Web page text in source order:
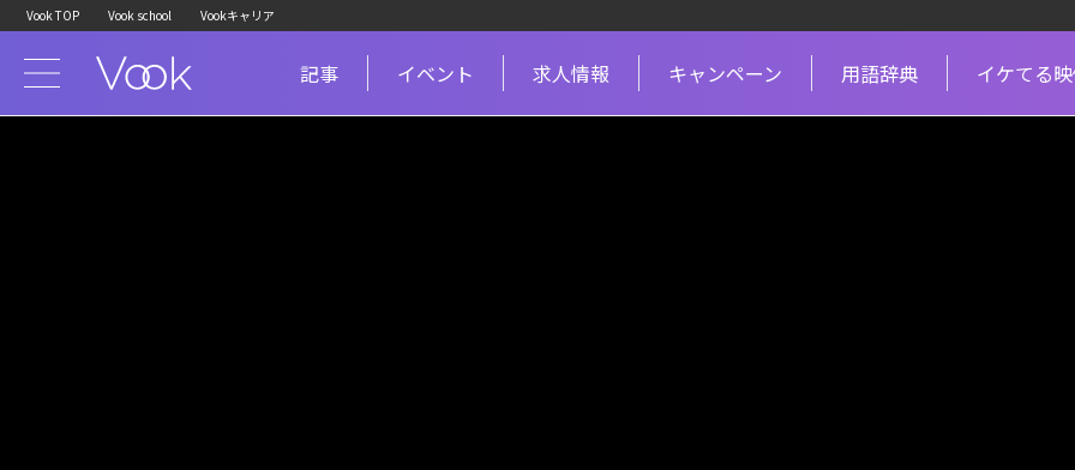
Vook TOP Vook school Vookキャリア
記事 イベント 求人情報 キャンペーン 用語辞典 イケてる